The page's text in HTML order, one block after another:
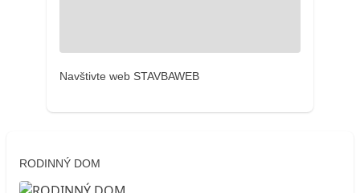
Navštivte web STAVBAWEB
RODINNÝ DOM